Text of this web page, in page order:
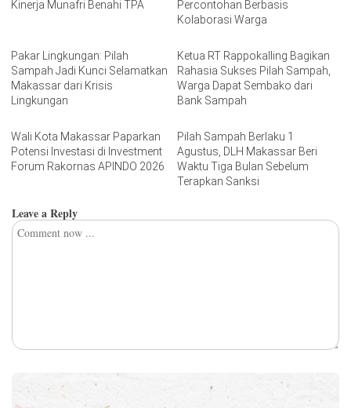
Kinerja Munafri Benahi TPA
Percontohan Berbasis
Kolaborasi Warga
Pakar Lingkungan: Pilah
Sampah Jadi Kunci Selamatkan
Makassar dari Krisis
Lingkungan
Ketua RT Rappokalling Bagikan
Rahasia Sukses Pilah Sampah,
Warga Dapat Sembako dari
Bank Sampah
Wali Kota Makassar Paparkan
Potensi Investasi di Investment
Forum Rakornas APINDO 2026
Pilah Sampah Berlaku 1
Agustus, DLH Makassar Beri
Waktu Tiga Bulan Sebelum
Terapkan Sanksi
Leave a Reply